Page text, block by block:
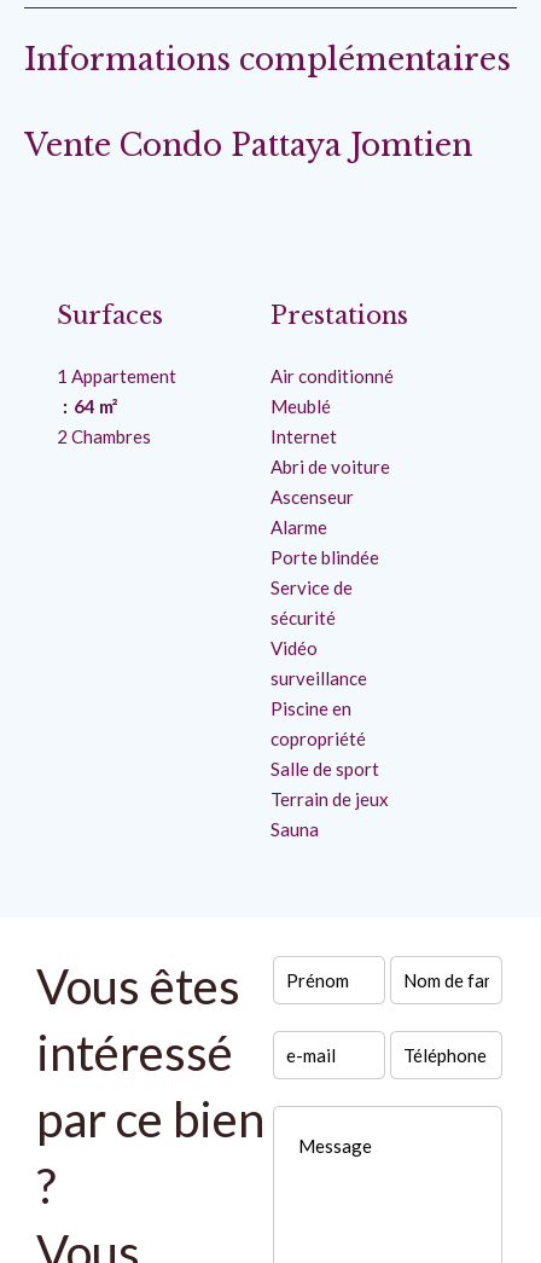
Informations complémentaires
Vente Condo Pattaya Jomtien
Surfaces
1 Appartement
64 m²
2 Chambres
Prestations
Air conditionné
Meublé
Internet
Abri de voiture
Ascenseur
Alarme
Porte blindée
Service de
sécurité
Vidéo
surveillance
Piscine en
copropriété
Salle de sport
Terrain de jeux
Sauna
Vous êtes
intéressé
par ce bien
?